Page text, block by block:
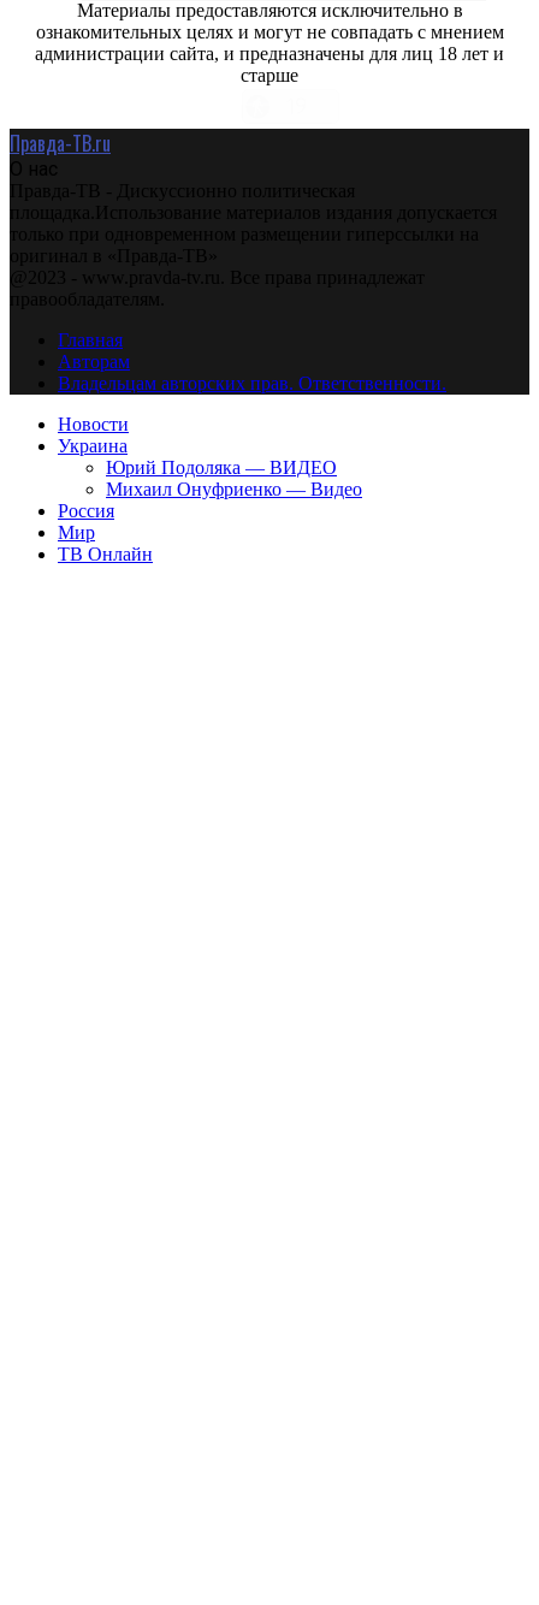
Материалы предоставляются исключительно в
ознакомительных целях и могут не совпадать с мнением
администрации сайта, и предназначены для лиц 18 лет и
старше
Правда-ТВ.ru
О нас
Правда-ТВ - Дискуссионно политическая
площадка.Использование материалов издания допускается
только при одновременном размещении гиперссылки на
оригинал в «Правда-ТВ»
@2023 - www.pravda-tv.ru. Все права принадлежат
правообладателям.
Главная
Авторам
Владельцам авторских прав. Ответственности.
Новости
Украина
Юрий Подоляка — ВИДЕО
Михаил Онуфриенко — Видео
Россия
Мир
ТВ Онлайн